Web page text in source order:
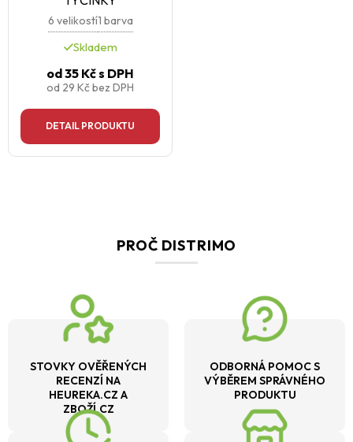
6 velikostí1 barva
Skladem
od35 Kčs DPH
od 29 Kčbez DPH
DETAIL PRODUKTU
PROČ DISTRIMO
STOVKY OVĚŘENÝCH
RECENZÍ NA
HEUREKA.CZ A
ZBOŽÍ.CZ
ODBORNÁ POMOC S
VÝBĚREM SPRÁVNÉHO
PRODUKTU